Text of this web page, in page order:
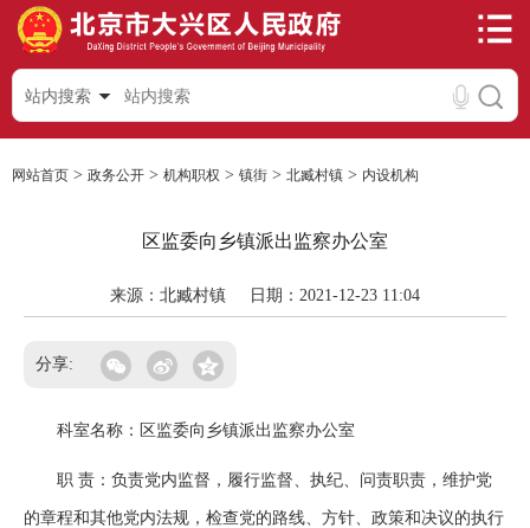
站内搜索
网站首页 > 政务公开 > 机构职权 > 镇街 > 北臧村镇 > 内设机构
区监委向乡镇派出监察办公室
来源：北臧村镇 日期：2021-12-23 11:04
分享:
科室名称：区监委向乡镇派出监察办公室
职 责：负责党内监督，履行监督、执纪、问责职责，维护党
的章程和其他党内法规，检查党的路线、方针、政策和决议的执行